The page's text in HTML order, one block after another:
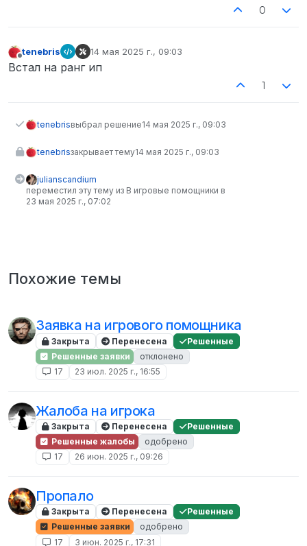
0
tenebris 14 мая 2025 г., 09:03
отредактировано
Встал на ранг ип
1
tenebrisвыбрал решение14 мая 2025 г., 09:03
tenebrisзакрывает тему14 мая 2025 г., 09:03
julianscandium
переместил эту тему из В игровые помощники в
23 мая 2025 г., 07:02
Похожие темы
Заявка на игрового помощника
Закрыта Перенесена
Решенные
Решенные заявки
отклонено
17
23 июл. 2025 г., 16:55
Жалоба на игрока
Закрыта Перенесена
Решенные
Решенные жалобы
одобрено
17
26 июн. 2025 г., 09:26
Пропало
Закрыта Перенесена
Решенные
Решенные заявки
одобрено
17
3 июн. 2025 г., 17:31